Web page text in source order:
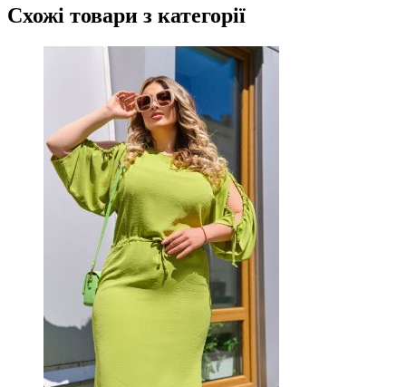
Схожі товари з категорії